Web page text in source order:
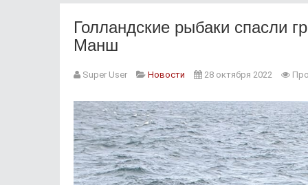
Голландские рыбаки спасли
Манш
Super User Новости 28 октября 2022